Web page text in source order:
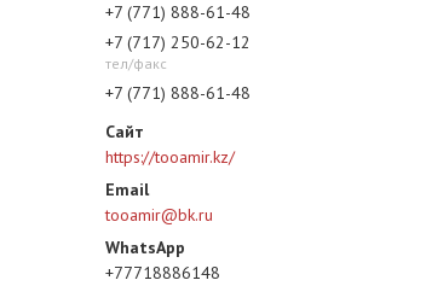
+7 (771) 888-61-48
+7 (717) 250-62-12
тел/факс
+7 (771) 888-61-48
https://tooamir.kz/
tooamir@bk.ru
+77718886148